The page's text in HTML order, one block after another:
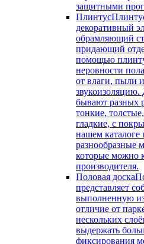
защитными
Плинтус
декоративный
обрамляющий
придающий
помощью
неровности
от влаги, пыли
бывают разных
тонкие,
гладкие, с
нашем каталоге
разнообразные
которые можно
производителя.
Половая доска
представляет
выполненную
отличие от
нескольких
выдержать
фиксирования